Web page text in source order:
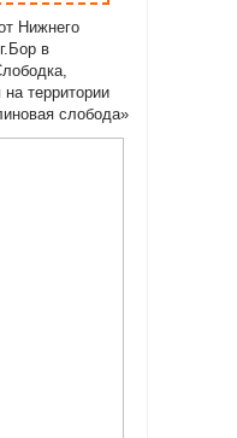
Нижнего
в
территории
слобода»